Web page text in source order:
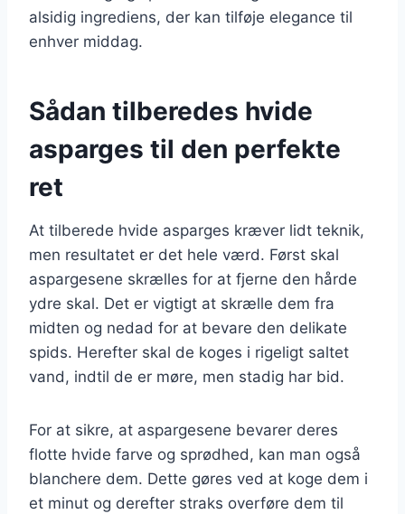
alsidig ingrediens, der kan tilføje elegance til
enhver middag.
Sådan tilberedes hvide
asparges til den perfekte
ret
At tilberede hvide asparges kræver lidt teknik,
men resultatet er det hele værd. Først skal
aspargesene skrælles for at fjerne den hårde
ydre skal. Det er vigtigt at skrælle dem fra
midten og nedad for at bevare den delikate
spids. Herefter skal de koges i rigeligt saltet
vand, indtil de er møre, men stadig har bid.
For at sikre, at aspargesene bevarer deres
flotte hvide farve og sprødhed, kan man også
blanchere dem. Dette gøres ved at koge dem i
et minut og derefter straks overføre dem til